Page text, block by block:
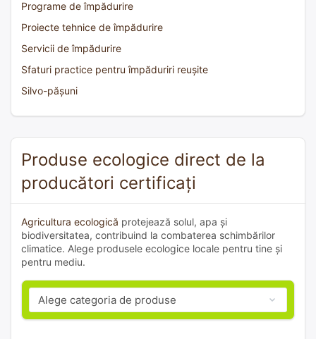
Programe de împădurire
Proiecte tehnice de împădurire
Servicii de împădurire
Sfaturi practice pentru împăduriri reușite
Silvo-pășuni
Produse ecologice direct de la
producători certificați
Agricultura ecologică protejează solul, apa și
biodiversitatea, contribuind la combaterea schimbărilor
climatice. Alege produsele ecologice locale pentru tine și
pentru mediu.